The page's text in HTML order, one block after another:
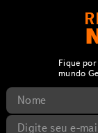
Fique
mundo